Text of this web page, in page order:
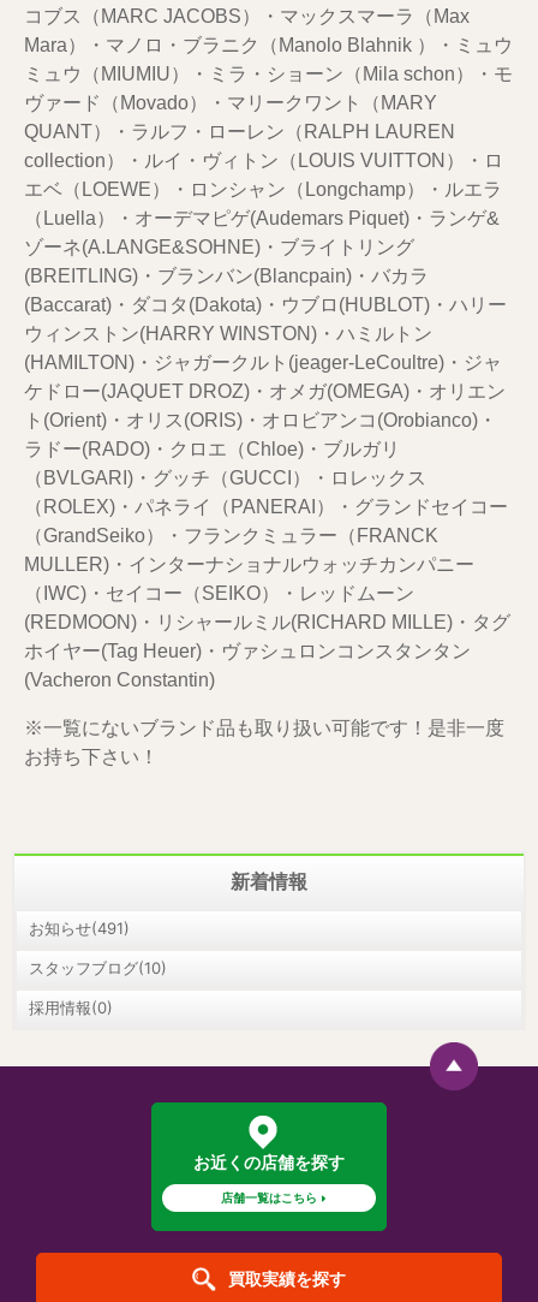
コブス（MARC JACOBS）・マックスマーラ（Max
Mara）・マノロ・ブラニク（Manolo Blahnik ）・ミュウ
ミュウ（MIUMIU）・ミラ・ショーン（Mila schon）・モ
ヴァード（Movado）・マリークワント（MARY
QUANT）・ラルフ・ローレン（RALPH LAUREN
collection）・ルイ・ヴィトン（LOUIS VUITTON）・ロ
エベ（LOEWE）・ロンシャン（Longchamp）・ルエラ
（Luella）・オーデマピゲ(Audemars Piquet)・ランゲ&
ゾーネ(A.LANGE&SOHNE)・ブライトリング
(BREITLING)・ブランバン(Blancpain)・バカラ
(Baccarat)・ダコタ(Dakota)・ウブロ(HUBLOT)・ハリー
ウィンストン(HARRY WINSTON)・ハミルトン
(HAMILTON)・ジャガークルト(jeager-LeCoultre)・ジャ
ケドロー(JAQUET DROZ)・オメガ(OMEGA)・オリエン
ト(Orient)・オリス(ORIS)・オロビアンコ(Orobianco)・
ラドー(RADO)・クロエ（Chloe)・ブルガリ
（BVLGARI)・グッチ（GUCCI）・ロレックス
（ROLEX)・パネライ（PANERAI）・グランドセイコー
（GrandSeiko）・フランクミュラー（FRANCK
MULLER)・インターナショナルウォッチカンパニー
（IWC)・セイコー（SEIKO）・レッドムーン
(REDMOON)・リシャールミル(RICHARD MILLE)・タグ
ホイヤー(Tag Heuer)・ヴァシュロンコンスタンタン
(Vacheron Constantin)
※一覧にないブランド品も取り扱い可能です！是非一度
お持ち下さい！
新着情報
お知らせ(491)
スタッフブログ(10)
採用情報(0)
お近くの店舗を探す
店舗一覧はこちら
買取実績を探す